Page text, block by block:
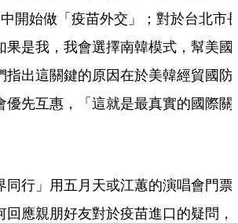
開始做「疫苗外交」；對於台北市
果是我，我會選擇南韓模式，幫美國
指出這關鍵的原因在於美韓經貿國防
優先互惠，「這就是最真實的國際關
同行」用五月天或江蕙的演唱會門票
回應親朋好友對於疫苗進口的疑問，